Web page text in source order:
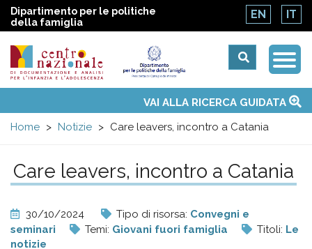
Dipartimento per le politiche
della famiglia
EN IT
Centro
nazionale
di
Documentazione
menu
Temi
Attività
Convenzione ONUVAI ALLA RICERCA GUIDATA
Home
Notizie Care leavers, incontro a Catania
Care leavers, incontro a Catania
30/10/2024 Tipo di risorsa: Convegni e
seminari
Temi: Giovani fuori famiglia Titoli: Le
notizie